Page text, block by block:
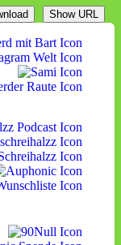
Show URL